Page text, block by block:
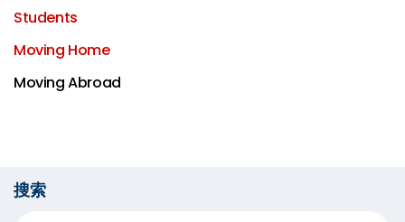
Students
Moving Home
Moving Abroad
搜索